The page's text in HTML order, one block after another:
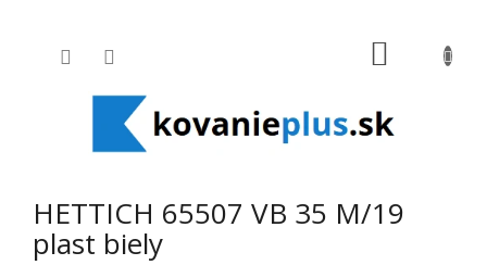
HETTICH 65507 VB 35 M/19
plast biely